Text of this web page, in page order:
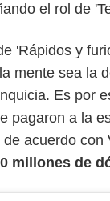
el rol de
'Rápidos y
mente sea la
Es por
pagaron a la
acuerdo con
millones de